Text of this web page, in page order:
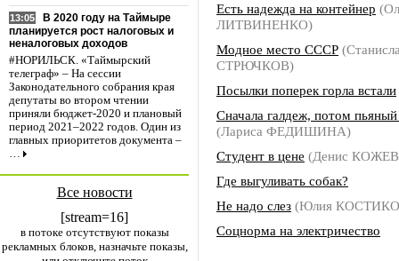
13:05
В 2020 году на Таймыре
планируется рост налоговых и
неналоговых доходов
#НОРИЛЬСК. «Таймырский
телеграф» – На сессии
Законодательного собрания края
депутаты во втором чтении
приняли бюджет-2020 и плановый
период 2021–2022 годов. Один из
главных приоритетов документа –
…
Все новости
[stream=16]
в потоке отсутствуют показы
рекламных блоков, назначьте показы,
Есть надежда на контейнер
ЛИТВИНЕНКО)
Модное место СССР
СТРЮЧКОВ)
Посылки поперек горла встали
Сначала галдеж, потом
(Лариса ФЕДИШИНА)
Студент в цене (Денис
Где выгуливать собак?
Не надо слез (Юлия
Соцнорма на электричество